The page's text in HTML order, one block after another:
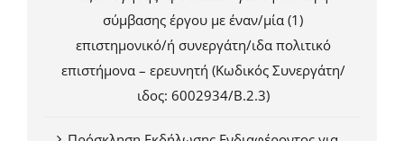
σύμβασης έργου με έναν/μία (1)
επιστημονικό/ή συνεργάτη/ιδα πολιτικό
επιστήμονα – ερευνητή (Κωδικός Συνεργάτη/
ιδος: 6002934/Β.2.3)